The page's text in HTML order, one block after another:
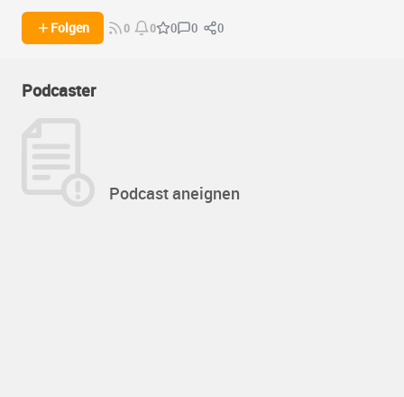
Folgen 0 0 0 0 0
Podcaster
Podcast aneignen